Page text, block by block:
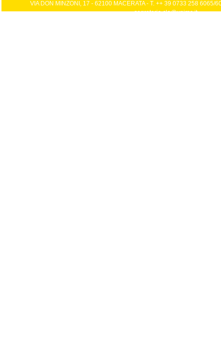
VIA DON MINZONI, 17 - 62100 MACERATA - T. ++ 39 0733 258 6065/
segreteria.cla@unimc.it